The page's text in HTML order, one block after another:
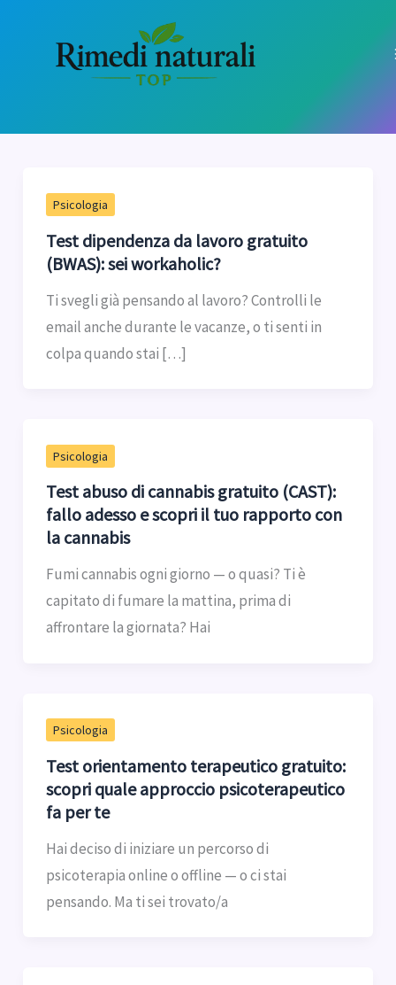
contenuto
Psicologia
Test dipendenza da lavoro gratuito
(BWAS): sei workaholic?
Ti svegli già pensando al lavoro? Controlli le
email anche durante le vacanze, o ti senti in
colpa quando stai […]
Psicologia
Test abuso di cannabis gratuito (CAST):
fallo adesso e scopri il tuo rapporto con
la cannabis
Fumi cannabis ogni giorno — o quasi? Ti è
capitato di fumare la mattina, prima di
affrontare la giornata? Hai
Psicologia
Test orientamento terapeutico gratuito:
scopri quale approccio psicoterapeutico
fa per te
Hai deciso di iniziare un percorso di
psicoterapia online o offline — o ci stai
pensando. Ma ti sei trovato/a